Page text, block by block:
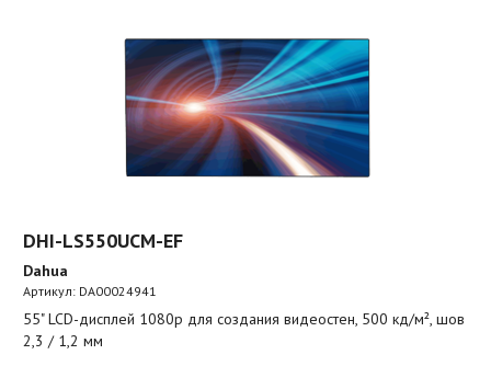
DHI-LS550UCM-EF
Dahua
Артикул: DA00024941
55" LCD-дисплей 1080p для создания видеостен, 500 кд/м², шов
2,3 / 1,2 мм